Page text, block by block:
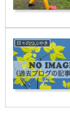
日々のつぶやき